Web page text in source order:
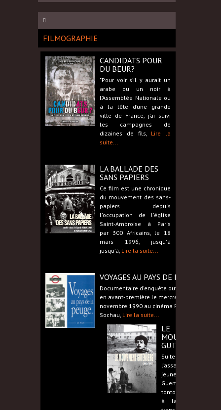
FILMOGRAPHIE
CANDIDATS POUR
DU BEUR?
"Pour voir s’il y aurait un
arabe ou un noir à
l’Assemblée Nationale ou
à la tête d’une grande
ville de France, j’ai suivi
les campagnes de
dizaines de fils, Lire la
suite...
LA BALLADE DES
SANS PAPIERS
Ce film est une chronique
du mouvement des sans-
papiers depuis
l'occupation de l'église
Saint-Ambroise à Paris
par 300 Africains, le 18
mars 1996, jusqu'à
jusqu’à, Lire la suite...
VOYAGES AU PAYS DE LA PEUGE
Documentaire d'enquête ouvrière diffusé
en avant-première le mercredi 21
novembre 1990 au cinéma Prado à
Sochau, Lire la suite...
LE
MOUVEMENT
GUTENBERG
Suite à
l’assassinat du
jeune Abdennbi
Guemiah par un
tonton-flingueur
à la cité de